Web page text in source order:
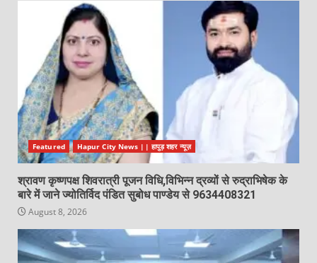
Featured Hapur City News || हापुड़ शहर न्यूज़
श्रावण कृष्णपक्ष शिवरात्री पूजन विधि,विभिन्न द्रव्यों से रुद्राभिषेक के
बारे में जाने ज्योतिर्विद पंडित सुबोध पाण्डेय से 9634408321
August 8, 2026